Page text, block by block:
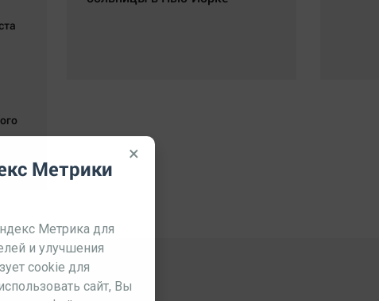
×
Метрики
Метрика для
и улучшения
cookie для
сайт, Вы